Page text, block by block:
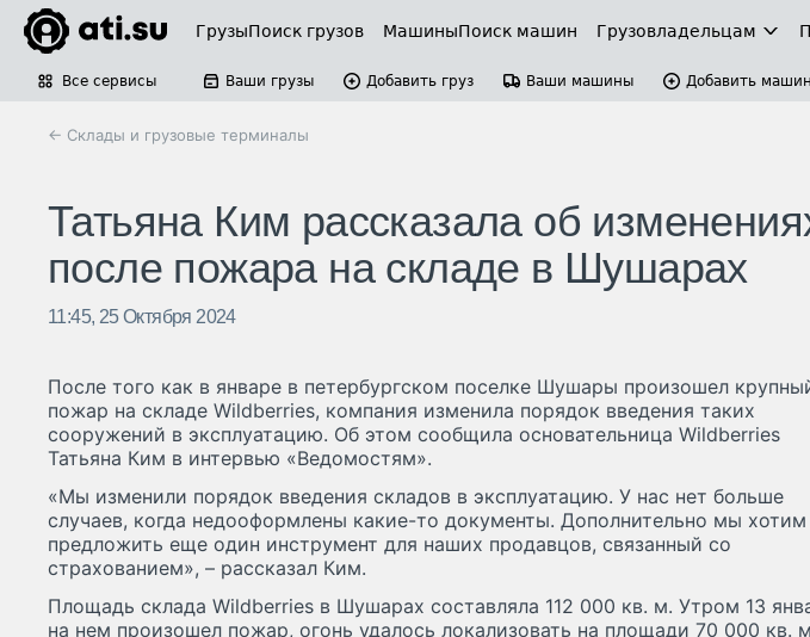
ГрузыПоиск грузов МашиныПоиск машин Грузовладельцам
Все сервисы Ваши грузы Добавить груз Ваши машины Добавить
← Склады и грузовые терминалы
Татьяна Ким рассказала об
после пожара на складе в Шушарах
11:45, 25 Октября 2024
После того как в январе в петербургском поселке Шушары произошел
пожар на складе Wildberries, компания изменила порядок введения таких
сооружений в эксплуатацию. Об этом сообщила основательница Wildberries
Татьяна Ким в интервью «Ведомостям».
«Мы изменили порядок введения складов в эксплуатацию. У нас нет больше
случаев, когда недооформлены какие-то документы. Дополнительно мы хотим
предложить еще один инструмент для наших продавцов, связанный со
страхованием», – рассказал Ким.
Площадь склада Wildberries в Шушарах составляла 112 000 кв. м. Утром 13
на нем произошел пожар, огонь удалось локализовать на площади 70 000 кв.